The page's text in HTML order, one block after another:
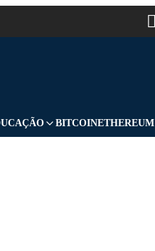
BITCOINETHEREUM